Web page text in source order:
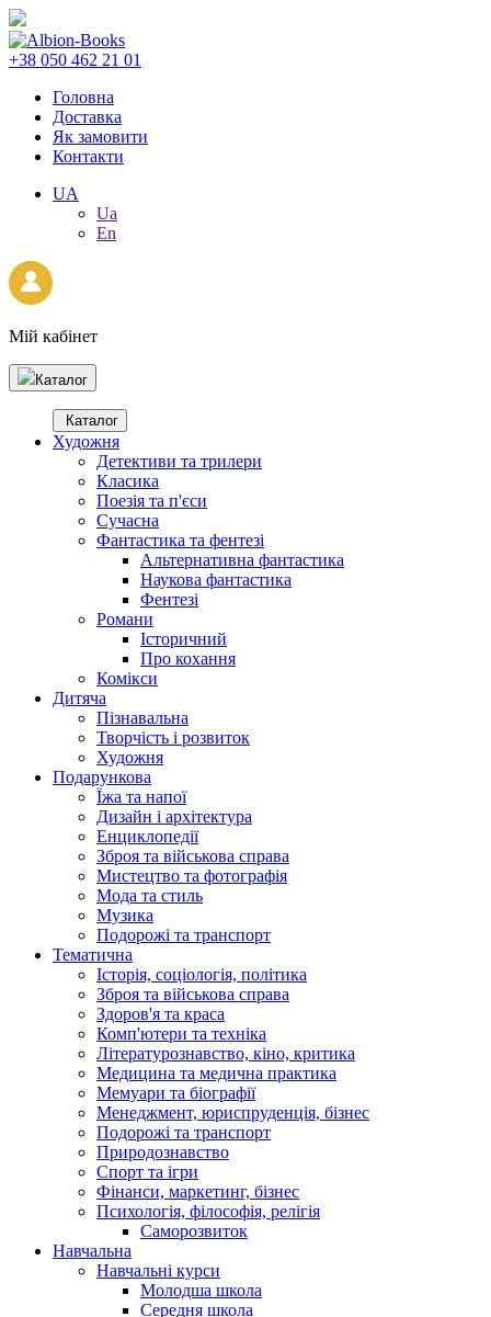
+38 050 462 21 01
Головна
Доставка
Як замовити
Контакти
UA
Ua
En
Мій кабінет
Каталог
Каталог
Художня
Детективи та трилери
Класика
Поезія та п'єси
Сучасна
Фантастика та фентезі
Альтернативна фантастика
Наукова фантастика
Фентезі
Романи
Історичний
Про кохання
Комікси
Дитяча
Пізнавальна
Творчість і розвиток
Художня
Подарункова
Їжа та напої
Дизайн і архітектура
Енциклопедії
Зброя та військова справа
Мистецтво та фотографія
Мода та стиль
Музика
Подорожі та транспорт
Тематична
Історія, соціологія, політика
Зброя та військова справа
Здоров'я та краса
Комп'ютери та техніка
Літературознавство, кіно, критика
Медицина та медична практика
Мемуари та біографії
Менеджмент, юриспруденція, бізнес
Подорожі та транспорт
Природознавство
Спорт та ігри
Фінанси, маркетинг, бізнес
Психологія, філософія, релігія
Саморозвиток
Навчальна
Навчальні курси
Молодша школа
Середня школа